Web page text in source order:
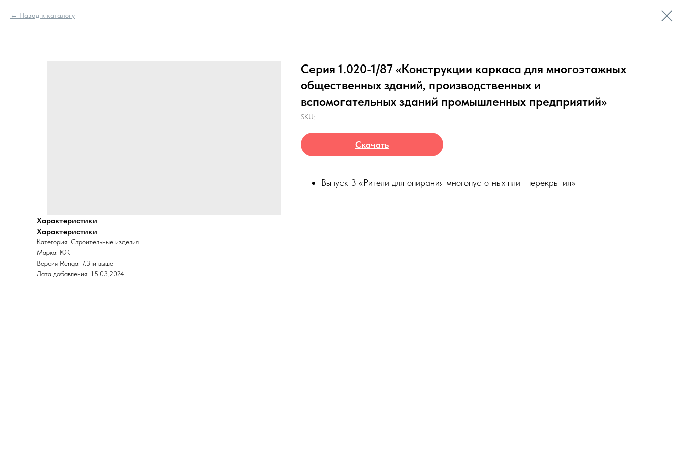
Назад к каталогу
Серия 1.020-1/87 «Конструкции каркаса для многоэтажных
общественных зданий, производственных и
вспомогательных зданий промышленных предприятий»
SKU:
Скачать
Выпуск 3 «Ригели для опирания многопустотных плит перекрытия»
Характеристики
Характеристики
Категория: Строительные изделия
Марка: КЖ
Версия Renga: 7.3 и выше
Дата добавления: 15.03.2024